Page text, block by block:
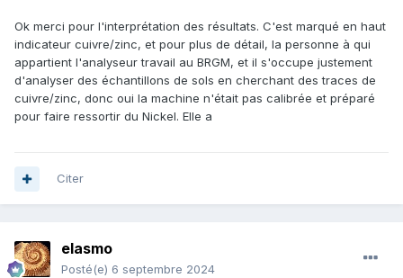
Ok merci pour l'interprétation des résultats. C'est marqué en haut
indicateur cuivre/zinc, et pour plus de détail, la personne à qui
appartient l'analyseur travail au BRGM, et il s'occupe justement
d'analyser des échantillons de sols en cherchant des traces de
cuivre/zinc, donc oui la machine n'était pas calibrée et préparé
pour faire ressortir du Nickel. Elle a
Citer
elasmo
Posté(e) 6 septembre 2024